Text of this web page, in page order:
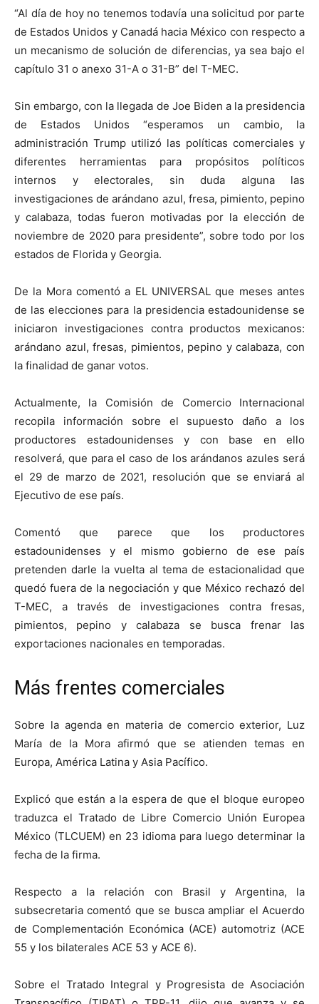
“Al día de hoy no tenemos todavía una solicitud por parte
de Estados Unidos y Canadá hacia México con respecto a
un mecanismo de solución de diferencias, ya sea bajo el
capítulo 31 o anexo 31-A o 31-B” del T-MEC.
Sin embargo, con la llegada de Joe Biden a la presidencia
de Estados Unidos “esperamos un cambio, la
administración Trump utilizó las políticas comerciales y
diferentes herramientas para propósitos políticos
internos y electorales, sin duda alguna las
investigaciones de arándano azul, fresa, pimiento, pepino
y calabaza, todas fueron motivadas por la elección de
noviembre de 2020 para presidente”, sobre todo por los
estados de Florida y Georgia.
De la Mora comentó a EL UNIVERSAL que meses antes
de las elecciones para la presidencia estadounidense se
iniciaron investigaciones contra productos mexicanos:
arándano azul, fresas, pimientos, pepino y calabaza, con
la finalidad de ganar votos.
Actualmente, la Comisión de Comercio Internacional
recopila información sobre el supuesto daño a los
productores estadounidenses y con base en ello
resolverá, que para el caso de los arándanos azules será
el 29 de marzo de 2021, resolución que se enviará al
Ejecutivo de ese país.
Comentó que parece que los productores
estadounidenses y el mismo gobierno de ese país
pretenden darle la vuelta al tema de estacionalidad que
quedó fuera de la negociación y que México rechazó del
T-MEC, a través de investigaciones contra fresas,
pimientos, pepino y calabaza se busca frenar las
exportaciones nacionales en temporadas.
Más frentes comerciales
Sobre la agenda en materia de comercio exterior, Luz
María de la Mora afirmó que se atienden temas en
Europa, América Latina y Asia Pacífico.
Explicó que están a la espera de que el bloque europeo
traduzca el Tratado de Libre Comercio Unión Europea
México (TLCUEM) en 23 idioma para luego determinar la
fecha de la firma.
Respecto a la relación con Brasil y Argentina, la
subsecretaria comentó que se busca ampliar el Acuerdo
de Complementación Económica (ACE) automotriz (ACE
55 y los bilaterales ACE 53 y ACE 6).
Sobre el Tratado Integral y Progresista de Asociación